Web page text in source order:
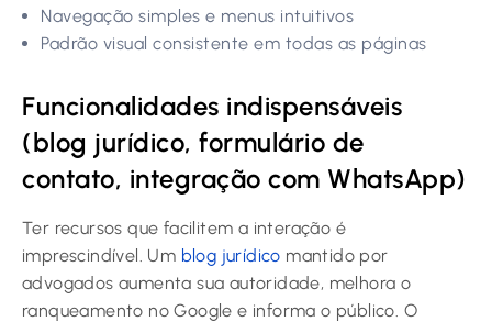
Navegação simples e menus intuitivos
Padrão visual consistente em todas as páginas
Funcionalidades indispensáveis
(blog jurídico, formulário de
contato, integração com WhatsApp)
Ter recursos que facilitem a interação é
imprescindível. Um blog jurídico mantido por
advogados aumenta sua autoridade, melhora o
ranqueamento no Google e informa o público. O